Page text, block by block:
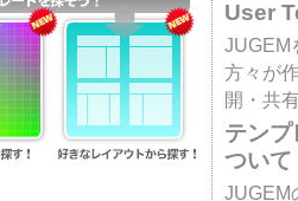
User
JUGEM
方々が
開・共
テン
ついて
JUGEM